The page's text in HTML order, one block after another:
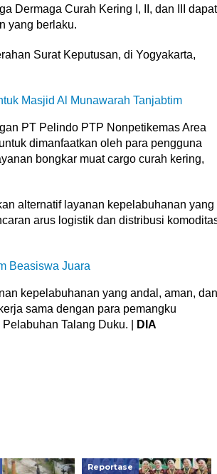
Dermaga Curah Kering I, II, dan III dapat
yang berlaku.
Surat Keputusan, di Yogyakarta,
Masjid Al Munawarah Tanjabtim
PT Pelindo PTP Nonpetikemas Area
dimanfaatkan oleh para pengguna
bongkar muat cargo curah kering,
alternatif layanan kepelabuhanan yang
arus logistik dan distribusi
Beasiswa Juara
kepelabuhanan yang andal, aman, dan
sama dengan para pemangku
Talang Duku. |
DIA
Reportase